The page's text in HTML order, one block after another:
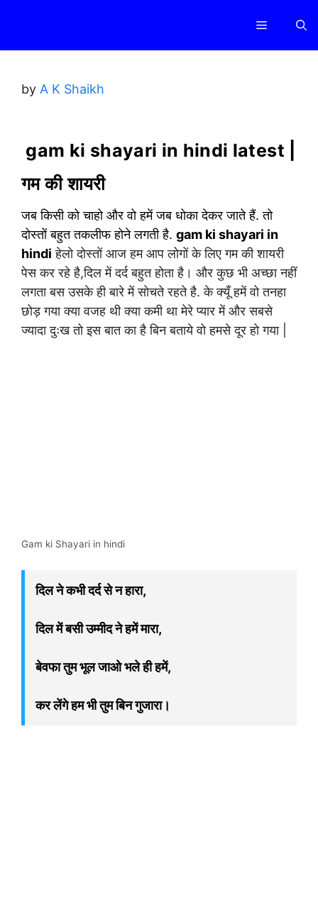
content
Menu
by A K Shaikh
gam ki shayari in hindi latest |
गम की शायरी
जब किसी को चाहो और वो हमें जब धोका देकर जाते हैं. तो
दोस्तों बहुत तकलीफ होने लगती है. gam ki shayari in
hindi हेलो दोस्तों आज हम आप लोगों के लिए गम की शायरी
पेस कर रहे है,दिल में दर्द बहुत होता है। और कुछ भी अच्छा नहीं
लगता बस उसके ही बारे में सोचते रहते है. के क्यूँ हमें वो तनहा
छोड़ गया क्या वजह थी क्या कमी था मेरे प्यार में और सबसे
ज्यादा दुःख तो इस बात का है बिन बताये वो हमसे दूर हो गया |
Gam ki Shayari in hindi
दिल ने कभी दर्द से न हारा,
दिल में बसी उम्मीद ने हमें मारा,
बेवफा तुम भूल जाओ भले ही हमें,
कर लेंगे हम भी तुम बिन गुजारा।